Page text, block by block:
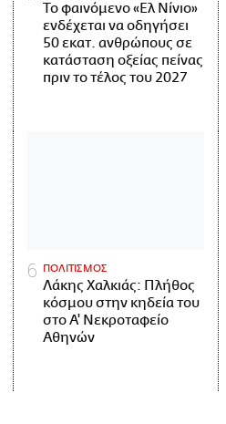
Το φαινόμενο «Ελ Νίνιο»
ενδέχεται να οδηγήσει
50 εκατ. ανθρώπους σε
κατάσταση οξείας πείνας
πριν το τέλος του 2027
ΠΟΛΙΤΙΣΜΟΣ
Λάκης Χαλκιάς: Πλήθος
κόσμου στην κηδεία του
στο Α' Νεκροταφείο
Αθηνών